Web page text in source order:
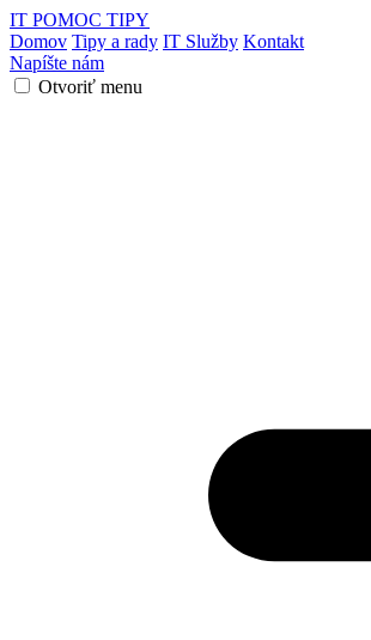
IT POMOC TIPY
Domov Tipy a rady IT Služby Kontakt
Napíšte nám
Otvoriť menu